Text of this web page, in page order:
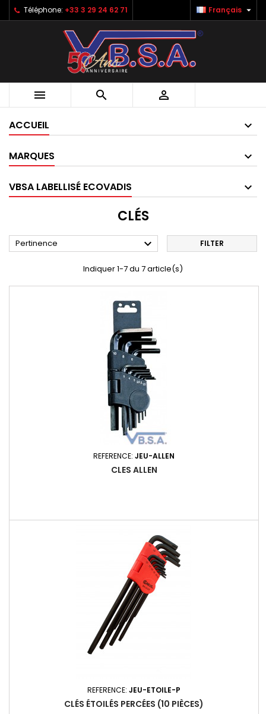
Téléphone: +33 3 29 24 62 71 Français 
  
ACCUEIL
MARQUES
VBSA LABELLISÉ ECOVADIS
CLÉS
Pertinence  FILTER
Indiquer 1-7 du 7 article(s)
REFERENCE: JEU-ALLEN
CLES ALLEN
REFERENCE: JEU-ETOILE-P
CLÉS ÉTOILÉS PERCÉES (10 PIÈCES)